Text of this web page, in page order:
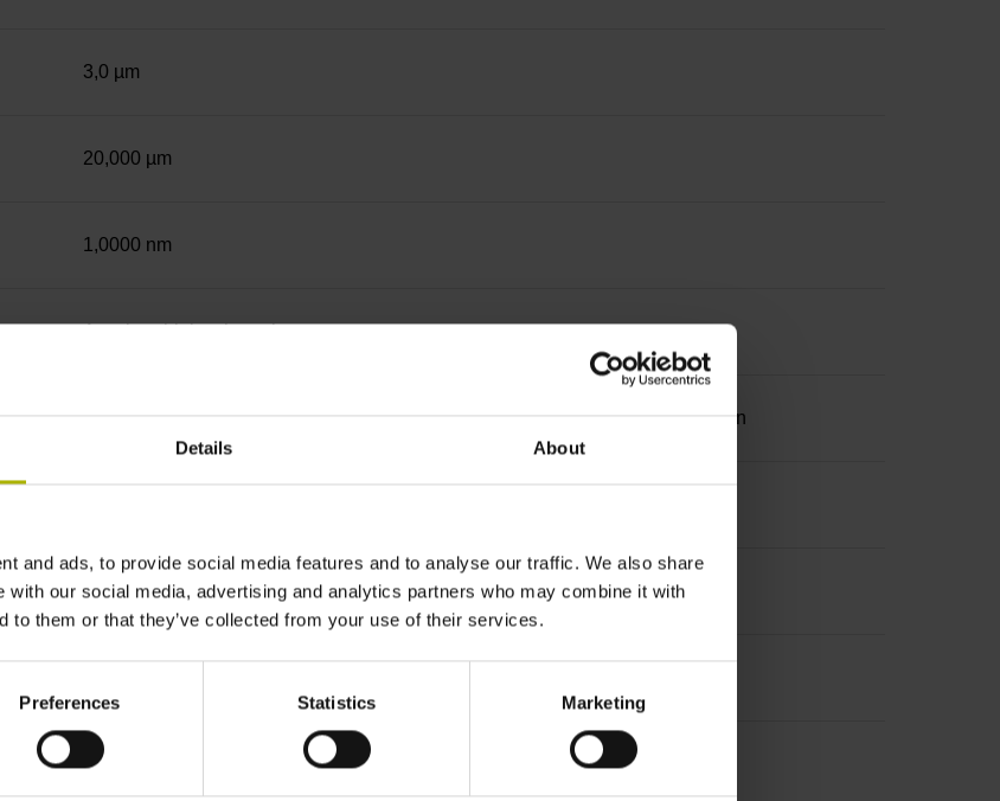
Details About
and ads, to provide social media features and to analyse our traffic. We also share
with our social media, advertising and analytics partners who may combine it with
to them or that they’ve collected from your use of their services.
Preferences Statistics Marketing
3,0 µm
20,000 µm
1,0000 nm
Anschraubleiste integriert
Mit03-4 Mitsubishi high speed interface Generation 2 with two pair transmission
Flanschdose, Stift, 14-polig
keine